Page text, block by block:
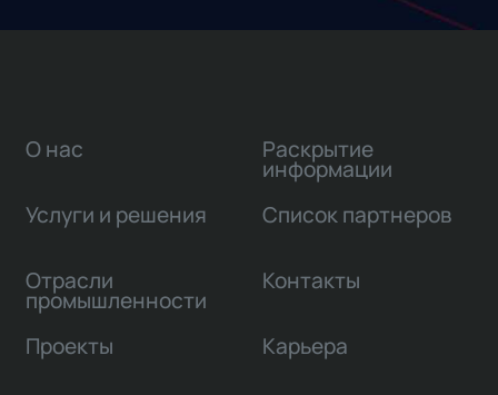
О нас
Услуги и решения
Отрасли
промышленности
Проекты
Раскрытие
информации
Список партнеров
Контакты
Карьера